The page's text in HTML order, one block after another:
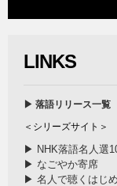
LINKS
▶ 落語リリース一覧
＜シリーズサイト＞
▶ NHK落語名人選
▶ なごやか寄席
▶ 名人で聴くはじ